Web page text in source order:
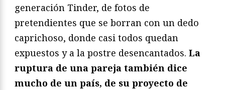
generación Tinder, de fotos de
pretendientes que se borran con un dedo
caprichoso, donde casi todos quedan
expuestos y a la postre desencantados. La
ruptura de una pareja también dice
mucho de un país, de su proyecto de